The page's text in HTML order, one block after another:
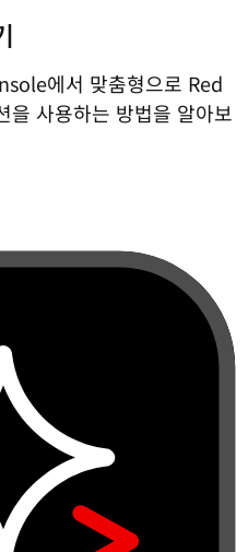
에서 맞춤형으로 Red
을 사용하는 방법을 알아보